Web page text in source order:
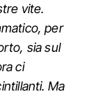
vite.
per
sia sul
ci
Ma